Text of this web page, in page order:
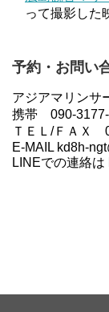
って撮影した
予約・お問い
アジアマリン
携帯 090-
ＴＥＬ/ＦＡＸ
E-MAIL kd8h-
LINEでの連絡